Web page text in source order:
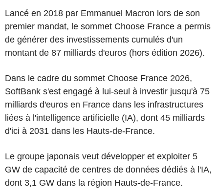
Lancé en 2018 par Emmanuel Macron lors de son
premier mandat, le sommet Choose France a permis
de générer des investissements cumulés d'un
montant de 87 milliards d'euros (hors édition 2026).
Dans le cadre du sommet Choose France 2026,
SoftBank s'est engagé à lui-seul à investir jusqu'à 75
milliards d'euros en France dans les infrastructures
liées à l'intelligence artificielle (IA), dont 45 milliards
d'ici à 2031 dans les Hauts-de-France.
Le groupe japonais veut développer et exploiter 5
GW de capacité de centres de données dédiés à l'IA,
dont 3,1 GW dans la région Hauts-de-France.